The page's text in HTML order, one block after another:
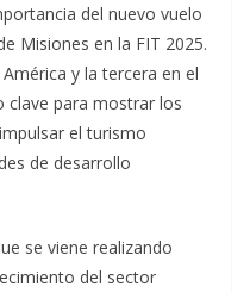
del nuevo vuelo
Misiones en la FIT 2025.
y la tercera en el
clave para mostrar los
el turismo
de desarrollo
se viene realizando
del sector